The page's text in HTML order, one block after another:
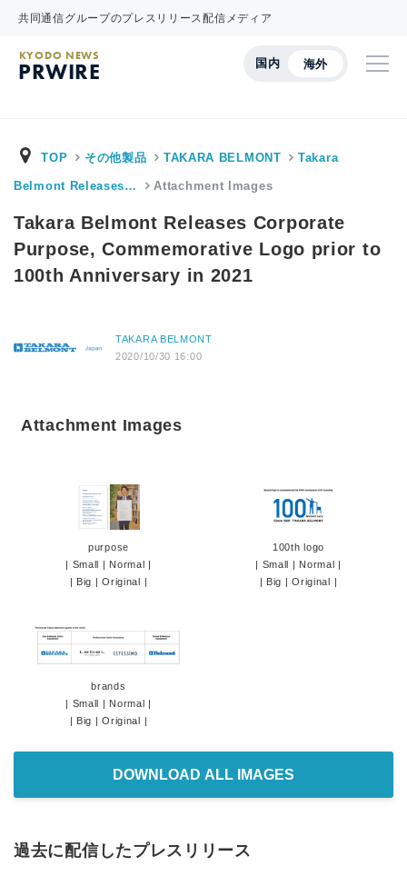
共同通信グループのプレスリリース配信メディア
国内 海外
KYODO NEWS
PRWIRE
TOP その他製品 TAKARA BELMONT Takara
Belmont Releases… Attachment Images
Takara Belmont Releases Corporate
Purpose, Commemorative Logo prior to
100th Anniversary in 2021
TAKARA BELMONT
2020/10/30 16:00
Attachment Images
purpose
| Small | Normal |
| Big |Original |
100th logo
| Small | Normal |
| Big |Original |
brands
| Small | Normal |
| Big |Original |
DOWNLOAD ALL IMAGES
過去に配信したプレスリリース